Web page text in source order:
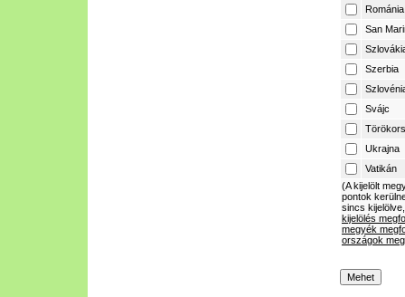
Románia
San
Szerbia
Svájc
Ukrajna
Vatikán
(A kijelölt
pontok
sincs
kijelölés
megyék
országok